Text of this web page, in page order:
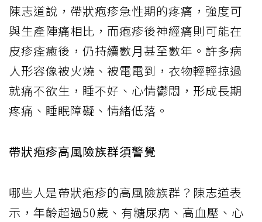
陳志道說，帶狀疱疹急性期的疼痛，強度可
與生產陣痛相比，而疱疹後神經痛則可能在
皮疹痊癒後，仍持續數月甚至數年。許多病
人形容像被火燒、被電電到，衣物輕輕掠過
就痛不欲生，睡不好、心情鬱悶，形成長期
疼痛、睡眠障礙、情緒低落。
帶狀疱疹高風險族群須警覺
哪些人是帶狀疱疹的高風險族群？陳志道表
示，年齡超過50歲、有糖尿病、高血壓、心